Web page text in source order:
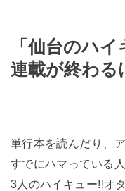
「仙台のハ
連載が終わる
単行本を読んだり、
すでにハマっている
3人のハイキュー!!オ